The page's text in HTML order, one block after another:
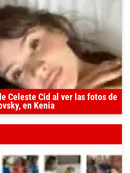
Celeste Cid al ver las fotos de
en Kenia